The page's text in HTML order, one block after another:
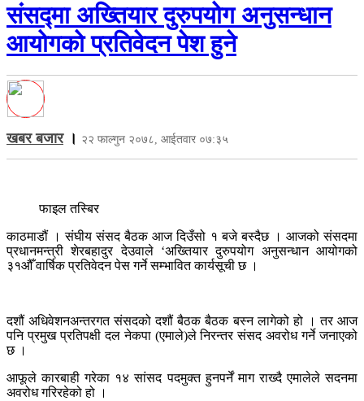
संसद्मा अख्तियार दुरुपयोग अनुसन्धान
आयोगको प्रतिवेदन पेश हुने
खबर बजार। २२ फाल्गुन २०७८, आईतवार ०७:३५
फाइल तस्बिर
काठमाडौं । संघीय संसद बैठक आज दिउँसो १ बजे बस्दैछ । आजको संसदमा
प्रधानमन्त्री शेरबहादुर देउवाले ‘अख्तियार दुरुपयोग अनुसन्धान आयोगको
३१औँ वार्षिक प्रतिवेदन पेस गर्ने सम्भावित कार्यसूची छ ।
दशौं अधिवेशनअन्तरगत संसदको दशौं बैठक बैठक बस्न लागेको हो । तर आज
पनि प्रमुख प्रतिपक्षी दल नेकपा (एमाले)ले निरन्तर संसद अवरोध गर्ने जनाएको
छ ।
आफूले कारबाही गरेका १४ सांसद पदमुक्त हुनपर्नें माग राख्दै एमालेले सदनमा
अवरोध गरिरहेको हो ।